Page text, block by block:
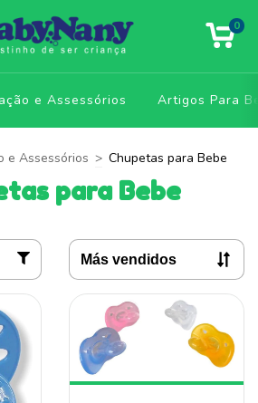
0
e Assessórios Artigos Para
e Assessórios > Chupetas para Bebe
para Bebe